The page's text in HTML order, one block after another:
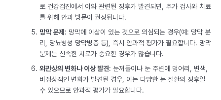
로 건강검진에서 이와 관련된 징후가 발견되면, 추가 검사와 치료
를 위해 안과 방문이 권장됩니다.
망막 문제 : 망막에 이상이 있는 것으로 의심되는 경우(예: 망막 분
리, 당뇨병성 망막병증 등), 즉시 안과적 평가가 필요합니다. 망막
문제는 신속한 치료가 중요한 경우가 많습니다.
외관상의 변화나 이상 발견: 눈꺼풀이나 눈 주변에 덩어리, 변색,
비정상적인 변화가 발견된 경우, 이는 다양한 눈 질환의 징후일
수 있으므로 안과적 평가가 필요합니다.